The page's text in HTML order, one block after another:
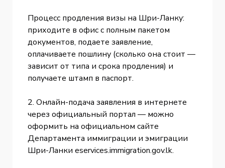
Процесс продления визы на Шри-Ланку:
приходите в офис с полным пакетом
документов, подаете заявление,
оплачиваете пошлину (сколько она стоит —
зависит от типа и срока продления) и
получаете штамп в паспорт.
2. Онлайн-подача заявления в интернете
через официальный портал — можно
оформить на официальном сайте
Департамента иммиграции и эмиграции
Шри-Ланки eservices.immigration.gov.lk.